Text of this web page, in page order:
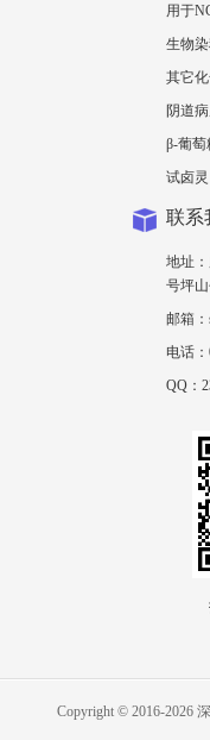
用于
生物
其它
阴道
β-葡
试卤灵
联系
地址
号坪
邮箱：
电话：
QQ：
Copyright © 2016-2026